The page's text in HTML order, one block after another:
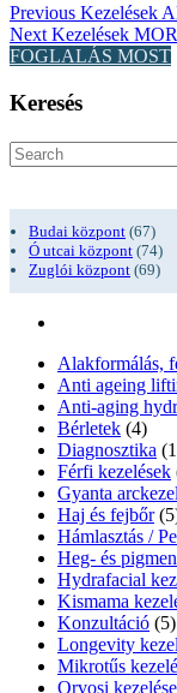
Previous Kezelések
Next Kezelések
FOGLALÁS MOST
Keresés
results
Budai központ (67)
Ó utcai központ (74)
Zuglói központ (69)
Alakformálás,
Anti ageing
Anti-aging
Bérletek (4)
Diagnosztika
Férfi kezelések
Gyanta
Haj és fejbőr
Hámlasztás /
Heg- és
Hydrafacial
Kismama
Konzultáció (5)
Longevity
Mikrotűs
Orvosi